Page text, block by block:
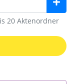
20 Aktenordner